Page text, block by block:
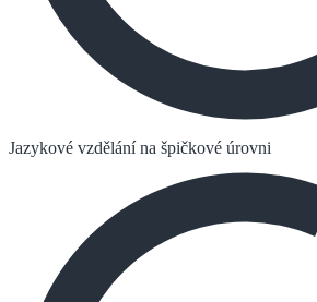
Jazykové vzdělání na špičkové úrovni